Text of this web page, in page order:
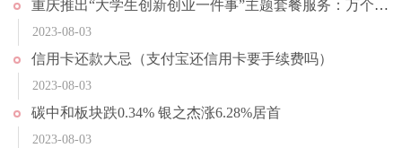
重庆推出“大学生创新创业一件事”主题套餐服务：万个免费创业工位“即申即享”
2023-08-03
信用卡还款大忌（支付宝还信用卡要手续费吗）
2023-08-03
碳中和板块跌0.34% 银之杰涨6.28%居首
2023-08-03